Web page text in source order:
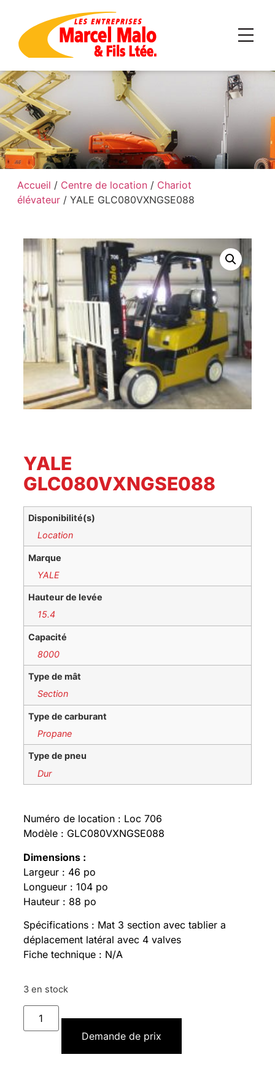
Accueil / Centre de location/ Chariot
élévateur/ YALE GLC080VXNGSE088
YALE
GLC080VXNGSE088
Disponibilité(s)
Location
Marque
YALE
Hauteur de levée
15.4
Capacité
8000
Type de mât
Section
Type de carburant
Propane
Type de pneu
Dur
Numéro de location : Loc 706
Modèle : GLC080VXNGSE088
Dimensions :
Largeur : 46 po
Longueur : 104 po
Hauteur : 88 po
Spécifications : Mat 3 section avec tablier a
déplacement latéral avec 4 valves
Fiche technique : N/A
3 en stock
Demande de prix